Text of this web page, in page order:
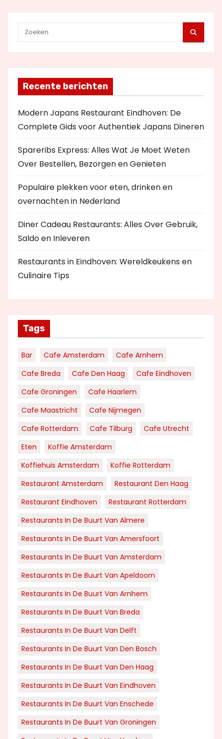
Recente berichten
Modern Japans Restaurant Eindhoven: De
Complete Gids voor Authentiek Japans Dineren
Spareribs Express: Alles Wat Je Moet Weten
Over Bestellen, Bezorgen en Genieten
Populaire plekken voor eten, drinken en
overnachten in Nederland
Diner Cadeau Restaurants: Alles Over Gebruik,
Saldo en Inleveren
Restaurants in Eindhoven: Wereldkeukens en
Culinaire Tips
Tags
Bar Cafe Amsterdam
Cafe Arnhem
Cafe Breda
Cafe Den Haag
Cafe Eindhoven
Cafe Groningen
Cafe Haarlem
Cafe Maastricht
Cafe Nijmegen
Cafe Rotterdam
Cafe Tilburg
Cafe Utrecht
Eten
Koffie Amsterdam
Koffiehuis Amsterdam
Koffie Rotterdam
Restaurant Amsterdam
Restaurant Den Haag
Restaurant Eindhoven
Restaurant Rotterdam
Restaurants In De Buurt Van Almere
Restaurants In De Buurt Van Amersfoort
Restaurants In De Buurt Van Amsterdam
Restaurants In De Buurt Van Apeldoorn
Restaurants In De Buurt Van Arnhem
Restaurants In De Buurt Van Breda
Restaurants In De Buurt Van Delft
Restaurants In De Buurt Van Den Bosch
Restaurants In De Buurt Van Den Haag
Restaurants In De Buurt Van Eindhoven
Restaurants In De Buurt Van Enschede
Restaurants In De Buurt Van Groningen